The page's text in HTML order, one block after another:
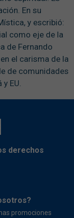
En su
y escribió:
como eje de la
de Fernando
el carisma de la
de comunidades
EU.
derechos
promociones